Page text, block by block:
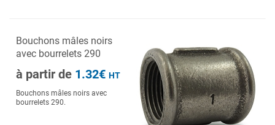
Bouchons mâles noirs
avec bourrelets 290
à partir de 1.32€ HT
Bouchons mâles noirs avec
bourrelets 290.